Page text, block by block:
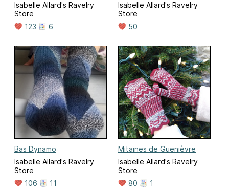
Isabelle Allard's Ravelry
Store
123
6
Isabelle Allard's Ravelry
Store
50
Bas Dynamo
Isabelle Allard's Ravelry
Store
106
11
Mitaines de Guenièvre
Isabelle Allard's Ravelry
Store
80
1